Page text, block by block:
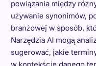
powiązania między
używanie synonimów,
branżowej w sposób,
Narzędzia AI mogą
sugerować, jakie